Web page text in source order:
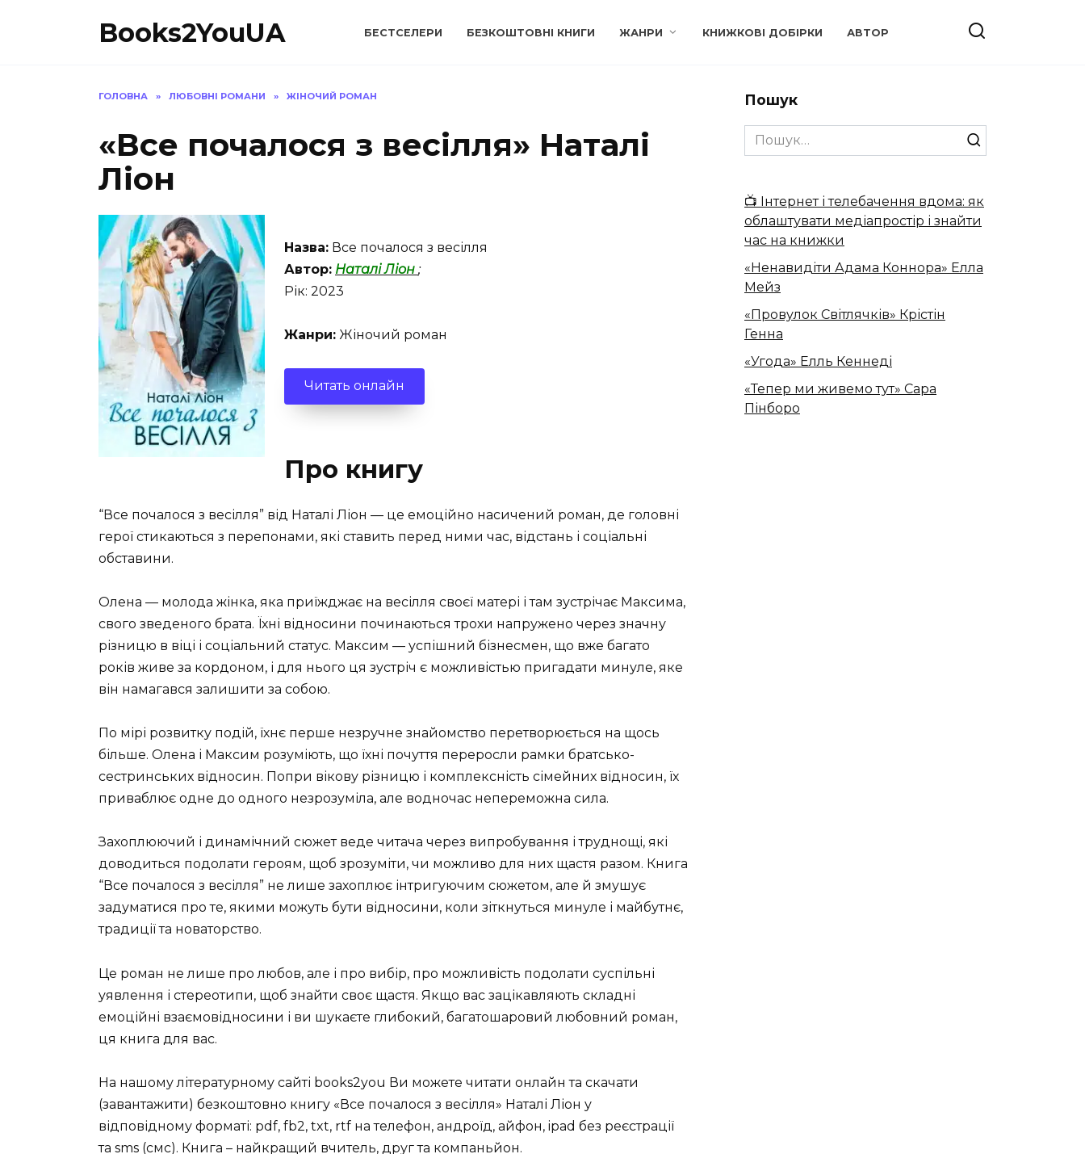
Books2YouUA БЕСТСЕЛЕРИ БЕЗКОШТОВНІ КНИГИ ЖАНРИ КНИЖКОВІ ДОБІРКИ АВТОР
ГОЛОВНА » ЛЮБОВНІ РОМАНИ » ЖІНОЧИЙ РОМАН
«Все почалося з весілля» Наталі
Ліон
Назва: Все почалося з весілля
Автор: Наталі Ліон ;
Рік: 2023
Жанри: Жіночий роман
Читать онлайн
Про книгу
“Все почалося з весілля” від Наталі Ліон — це емоційно насичений роман, де головні
герої стикаються з перепонами, які ставить перед ними час, відстань і соціальні
обставини.
Олена — молода жінка, яка приїжджає на весілля своєї матері і там зустрічає Максима,
свого зведеного брата. Їхні відносини починаються трохи напружено через значну
різницю в віці і соціальний статус. Максим — успішний бізнесмен, що вже багато
років живе за кордоном, і для нього ця зустріч є можливістью пригадати минуле, яке
він намагався залишити за собою.
По мірі розвитку подій, їхнє перше незручне знайомство перетворюється на щось
більше. Олена і Максим розуміють, що їхні почуття переросли рамки братсько-
сестринських відносин. Попри вікову різницю і комплексність сімейних відносин, їх
приваблює одне до одного незрозуміла, але водночас непереможна сила.
Захоплюючий і динамічний сюжет веде читача через випробування і труднощі, які
доводиться подолати героям, щоб зрозуміти, чи можливо для них щастя разом. Книга
“Все почалося з весілля” не лише захоплює інтригуючим сюжетом, але й змушує
задуматися про те, якими можуть бути відносини, коли зіткнуться минуле і майбутнє,
традиції та новаторство.
Це роман не лише про любов, але і про вибір, про можливість подолати суспільні
уявлення і стереотипи, щоб знайти своє щастя. Якщо вас зацікавляють складні
емоційні взаємовідносини і ви шукаєте глибокий, багатошаровий любовний роман,
ця книга для вас.
На нашому літературному сайті books2you Ви можете читати онлайн та скачати
(завантажити) безкоштовно книгу «Все почалося з весілля» Наталі Ліон у
відповідному форматі: pdf, fb2, txt, rtf на телефон, андроїд, айфон, ipad без реєстрації
та sms (смс). Книга – найкращий вчитель, друг та компаньйон.
Пошук
Search
for:
📺 Інтернет і телебачення вдома: як
облаштувати медіапростір і знайти
час на книжки
«Ненавидіти Адама Коннора» Елла
Мейз
«Провулок Світлячків» Крістін
Генна
«Угода» Елль Кеннеді
«Тепер ми живемо тут» Сара
Пінборо